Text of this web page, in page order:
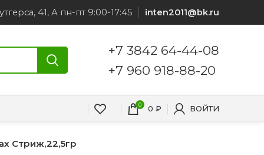
41, А пн-пт 9:00-17:45 inten2011@bk.ru
+7 3842 64-44-08
+7 960 918-88-20
0 0 ₽ ВОЙТИ
Стриж,22,5гр